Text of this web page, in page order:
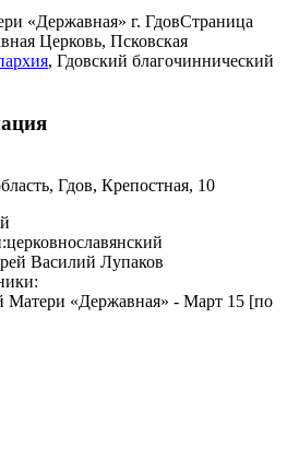
«Державная» г. ГдовСтраница
Церковь, Псковская
, Гдовский благочиннический
Гдов, Крепостная, 10
церковнославянский
Василий Лупаков
Матери «Державная» - Март 15 [по